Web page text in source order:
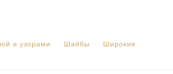
и узорами Шайбы Широкие